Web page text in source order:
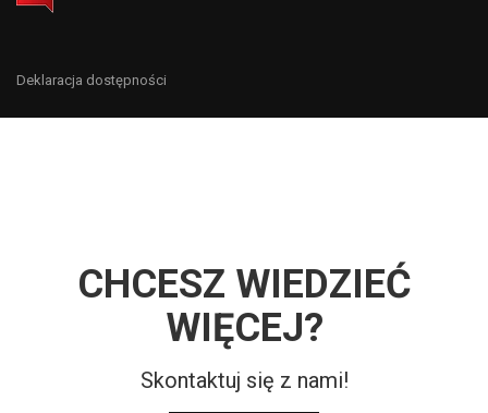
Deklaracja dostępności
CHCESZ WIEDZIEĆ
WIĘCEJ?
Skontaktuj się z nami!